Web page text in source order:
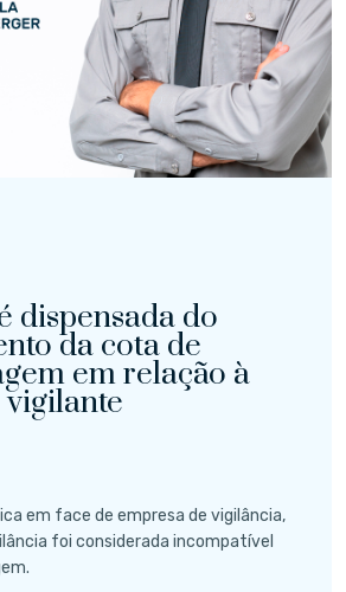
dispensada do
da cota de
em relação à
em face de empresa de vigilância,
foi considerada incompatível